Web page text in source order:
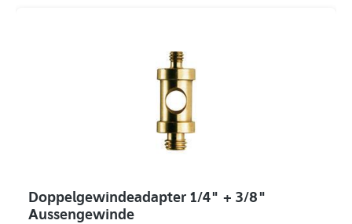
Doppelgewindeadapter 1/4" + 3/8"
Aussengewinde